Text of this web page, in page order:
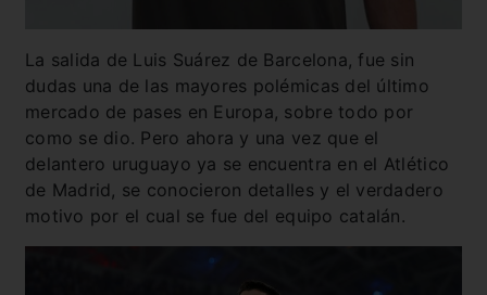
La salida de Luis Suárez de Barcelona, fue sin
dudas una de las mayores polémicas del último
mercado de pases en Europa, sobre todo por
como se dio. Pero ahora y una vez que el
delantero uruguayo ya se encuentra en el Atlético
de Madrid, se conocieron detalles y el verdadero
motivo por el cual se fue del equipo catalán.